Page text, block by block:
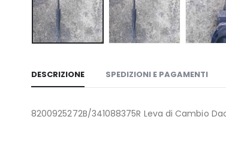
DESCRIZIONE SPEDIZIONI E PAGAMENTI
8200925272B/341088375R Leva di Cambio